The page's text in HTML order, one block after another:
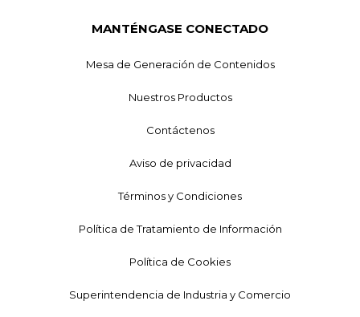
MANTÉNGASE CONECTADO
Mesa de Generación de Contenidos
Nuestros Productos
Contáctenos
Aviso de privacidad
Términos y Condiciones
Política de Tratamiento de Información
Política de Cookies
Superintendencia de Industria y Comercio